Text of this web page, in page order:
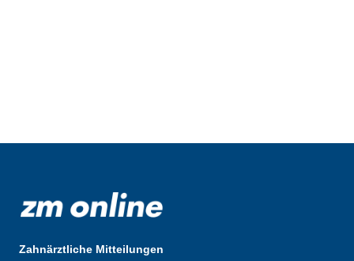
Zahnärztliche Mitteilungen